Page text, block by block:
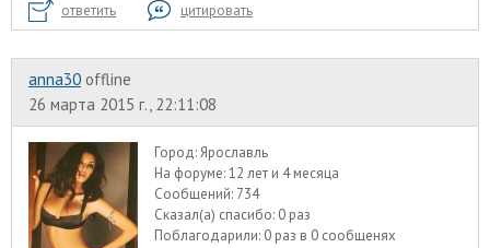
ответить цитировать
anna30 offline
26 марта 2015 г., 22:11:08
Город:Ярославль
На форуме:12 лет и 4 месяца
Сообщений: 734
Сказал(а) спасибо: 0 раз
Поблагодарили: 0 раз в 0 сообщенях